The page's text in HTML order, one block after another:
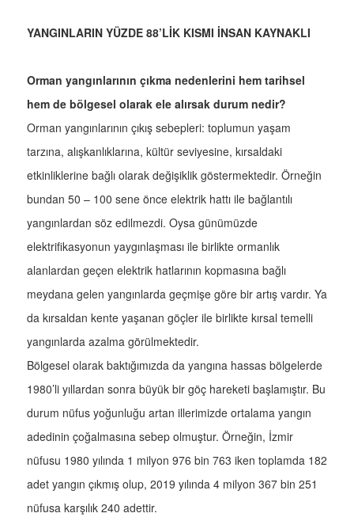
YANGINLARIN YÜZDE 88’LİK KISMI İNSAN KAYNAKLI
Orman yangınlarının çıkma nedenlerini hem tarihsel
hem de bölgesel olarak ele alırsak durum nedir?
Orman yangınlarının çıkış sebepleri: toplumun yaşam
tarzına, alışkanlıklarına, kültür seviyesine, kırsaldaki
etkinliklerine bağlı olarak değişiklik göstermektedir. Örneğin
bundan 50 – 100 sene önce elektrik hattı ile bağlantılı
yangınlardan söz edilmezdi. Oysa günümüzde
elektrifikasyonun yaygınlaşması ile birlikte ormanlık
alanlardan geçen elektrik hatlarının kopmasına bağlı
meydana gelen yangınlarda geçmişe göre bir artış vardır. Ya
da kırsaldan kente yaşanan göçler ile birlikte kırsal temelli
yangınlarda azalma görülmektedir.
Bölgesel olarak baktığımızda da yangına hassas bölgelerde
1980’li yıllardan sonra büyük bir göç hareketi başlamıştır. Bu
durum nüfus yoğunluğu artan illerimizde ortalama yangın
adedinin çoğalmasına sebep olmuştur. Örneğin, İzmir
nüfusu 1980 yılında 1 milyon 976 bin 763 iken toplamda 182
adet yangın çıkmış olup, 2019 yılında 4 milyon 367 bin 251
nüfusa karşılık 240 adettir.